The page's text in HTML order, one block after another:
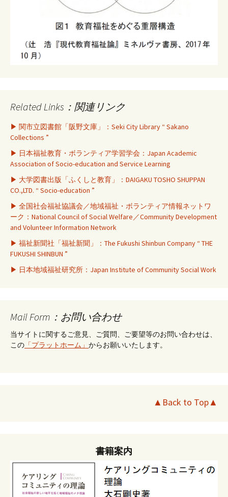
Related Links：関連リンク
▶ 関市立図書館「阪野文庫」：Seki City Library “ Sakano
Collections ”
▶ 日本福祉教育・ボランティア学習学会：Japan Academic
Association of Socio-education and Service Learning
▶ 大学図書出版「ふくしと教育」：DAIGAKU TOSHO SHUPPAN
CO.,LTD. “ Socio-education ”
▶ 全国社会福祉協議会／地域福祉・ボランティア情報ネットワ
ーク：National Council of Social Welfare／Community Development
and Volunteer Information Network
▶ 福祉新聞社「福祉新聞」：The Fukushi Shinbun Company “ THE
FUKUSHI SHINBUN ”
▶ 日本地域福祉研究所：Japan Institute of Community Social Work
Mail Form：お問い合わせ
当サイトに関するご意見、ご質問、ご要望等のお問い合わせは、
この 「プラットホーム」 からお願いいたします。
▲Back to Top▲
書籍案内